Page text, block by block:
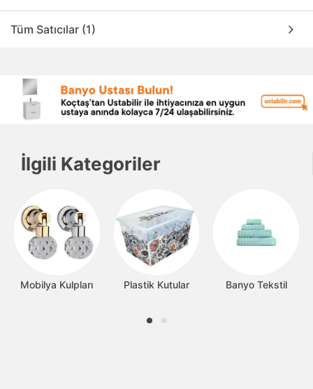
Tüm Satıcılar (1)
İlgili Kategoriler
Mobilya Kulpları Plastik Kutular Banyo Tekstil